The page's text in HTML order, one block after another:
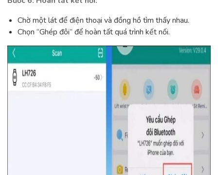
Chờ một lát để điện thoại và đồng hồ tìm thấy nhau.
Chọn “Ghép đôi” để hoàn tất quá trình kết nối.